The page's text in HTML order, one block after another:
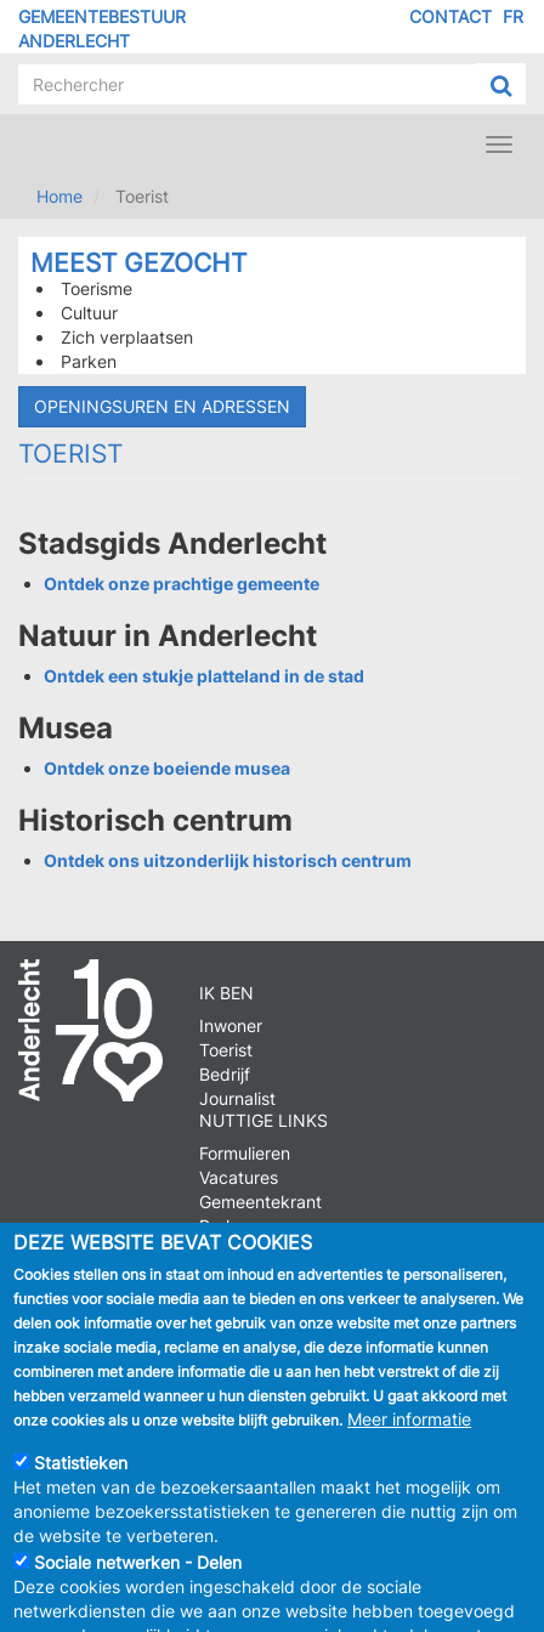
Overslaan
GEMEENTEBESTUUR
ANDERLECHT
FR
CONTACT
Home
Toerist
MEEST GEZOCHT
Toerisme
Cultuur
Zich verplaatsen
Parken
OPENINGSUREN EN ADRESSEN
TOERIST
Stadsgids Anderlecht
Ontdek onze prachtige gemeente
Natuur in Anderlecht
Ontdek een stukje platteland in de stad
Musea
Ontdek onze boeiende musea
Historisch centrum
Ontdek ons uitzonderlijk historisch centrum
IK BEN
Inwoner
Toerist
Bedrijf
Journalist
NUTTIGE LINKS
Formulieren
Vacatures
Gemeentekrant
Parkeren
VOLG ONS
Facebook
Linkedin
Instagram
MENU
FOOTER
Vertrouwelijkheid
DEZE WEBSITE BEVAT COOKIES
Cookies stellen ons in staat om inhoud en advertenties te personaliseren,
functies voor sociale media aan te bieden en ons verkeer te analyseren. We
delen ook informatie over het gebruik van onze website met onze partners
inzake sociale media, reclame en analyse, die deze informatie kunnen
combineren met andere informatie die u aan hen hebt verstrekt of die zij
hebben verzameld wanneer u hun diensten gebruikt. U gaat akkoord met
onze cookies als u onze website blijft gebruiken. Meer informatie
Statistieken
Het meten van de bezoekersaantallen maakt het mogelijk om
anonieme bezoekersstatistieken te genereren die nuttig zijn om
de website te verbeteren.
Sociale netwerken - Delen
Deze cookies worden ingeschakeld door de sociale
netwerkdiensten die we aan onze website hebben toegevoegd